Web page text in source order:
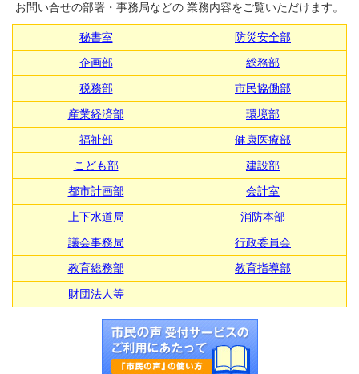
お問い合せの部署・事務局などの 業務内容をご覧いただけます。
秘書室
防災安全部
企画部
総務部
税務部
市民協働部
産業経済部
環境部
福祉部
健康医療部
こども部
建設部
都市計画部
会計室
上下水道局
消防本部
議会事務局
行政委員会
教育総務部
教育指導部
財団法人等